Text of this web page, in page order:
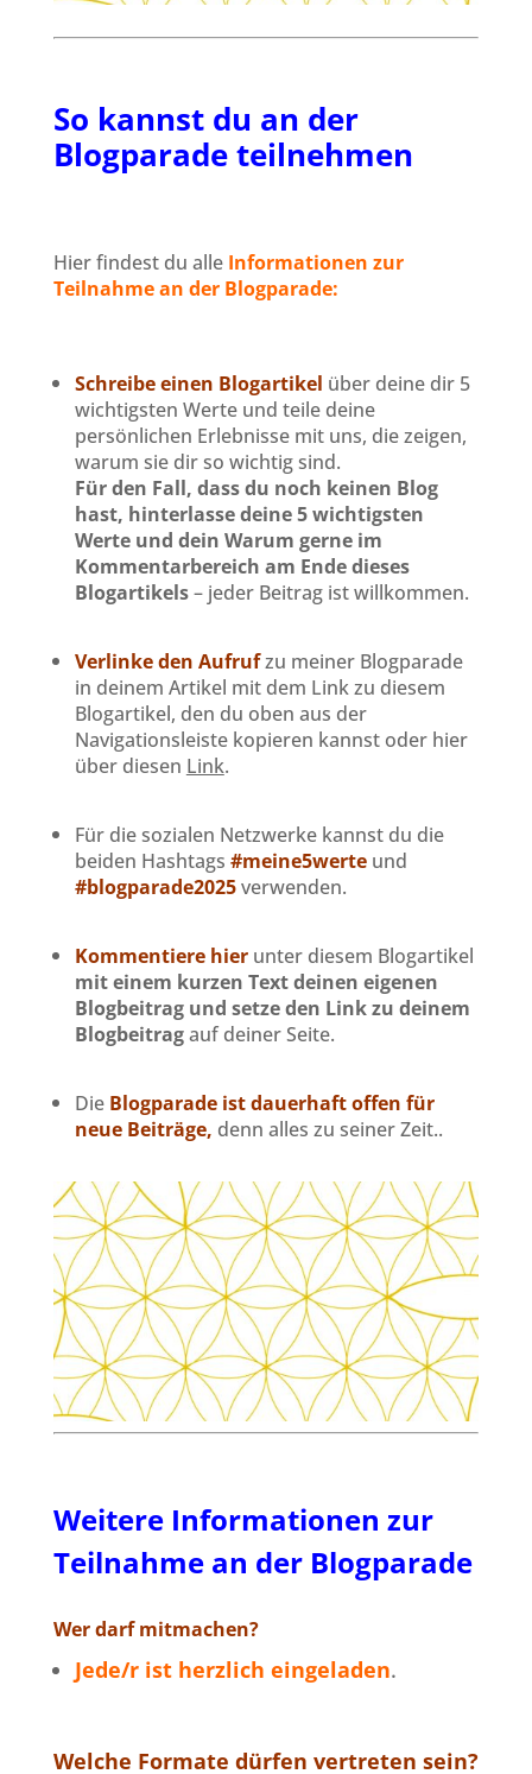
So kannst du an der
Blogparade teilnehmen
Hier findest du alle Informationen zur
Teilnahme an der Blogparade:
Schreibe einen Blogartikel über deine dir 5
wichtigsten Werte und teile deine
persönlichen Erlebnisse mit uns, die zeigen,
warum sie dir so wichtig sind.
Für den Fall, dass du noch keinen Blog
hast, hinterlasse deine 5 wichtigsten
Werte und dein Warum gerne im
Kommentarbereich am Ende dieses
Blogartikels– jeder Beitrag ist willkommen.
Verlinke den Aufrufzu meiner Blogparade
in deinem Artikel mit dem Link zu diesem
Blogartikel, den du oben aus der
Navigationsleiste kopieren kannst oder hier
über diesen Link.
Für die sozialen Netzwerke kannst du die
beiden Hashtags #meine5werteund
#blogparade2025verwenden.
Kommentiere hierunter diesem Blogartikel
mit einem kurzen Text deinen eigenen
Blogbeitrag und setze den Link zu deinem
Blogbeitragauf deiner Seite.
DieBlogparade ist dauerhaft offen für
neue Beiträge, denn alles zu seiner Zeit..
Weitere Informationen zur
Teilnahme an der Blogparade
Wer darf mitmachen?
Jede/r ist herzlich eingeladen.
Welche Formate dürfen vertreten sein?